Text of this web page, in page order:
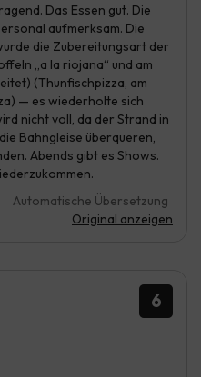
Das Essen gut. Die
aufmerksam. Die
die Zubereitungsart der
„a la riojana“ und am
(Thunfischpizza, am
— es wiederholte sich
nicht voll, da der Strand in
Bahngleise überqueren,
Abends gibt es Shows.
Automatische Übersetzung
Original anzeigen
6